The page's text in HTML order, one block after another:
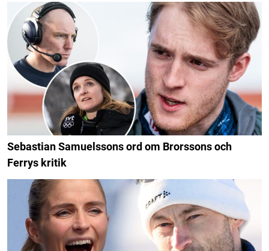
Sebastian Samuelssons ord om Brorssons och
Ferrys kritik